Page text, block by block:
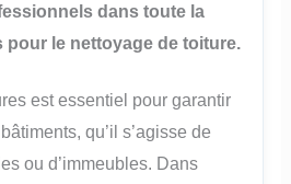
dans toute la
pour le nettoyage de toiture.
est essentiel pour garantir
qu’il s’agisse de
ou d’immeubles. Dans